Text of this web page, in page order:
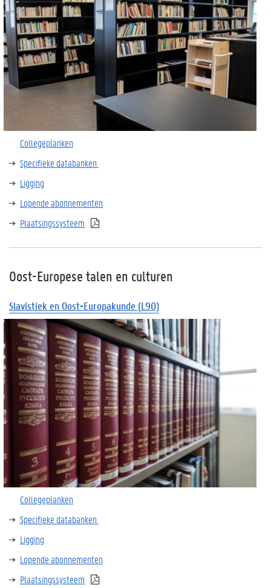
Collegeplanken
Specifieke databanken
Ligging
Lopende abonnementen
Plaatsingssysteem
Oost-Europese talen en culturen
Slavistiek en Oost-Europakunde (L90)
Collegeplanken
Specifieke databanken
Ligging
Lopende abonnementen
Plaatsingssysteem